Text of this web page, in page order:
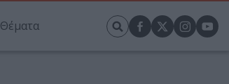
Θέματα